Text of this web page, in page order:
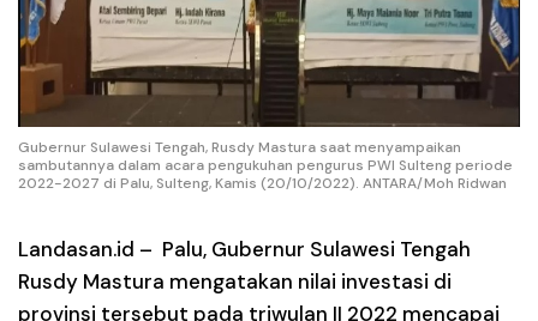
Gubernur Sulawesi Tengah, Rusdy Mastura saat menyampaikan
sambutannya dalam acara pengukuhan pengurus PWI Sulteng periode
2022-2027 di Palu, Sulteng, Kamis (20/10/2022). ANTARA/Moh Ridwan
Landasan.id – Palu, Gubernur Sulawesi Tengah
Rusdy Mastura mengatakan nilai investasi di
provinsi tersebut pada triwulan II 2022 mencapai